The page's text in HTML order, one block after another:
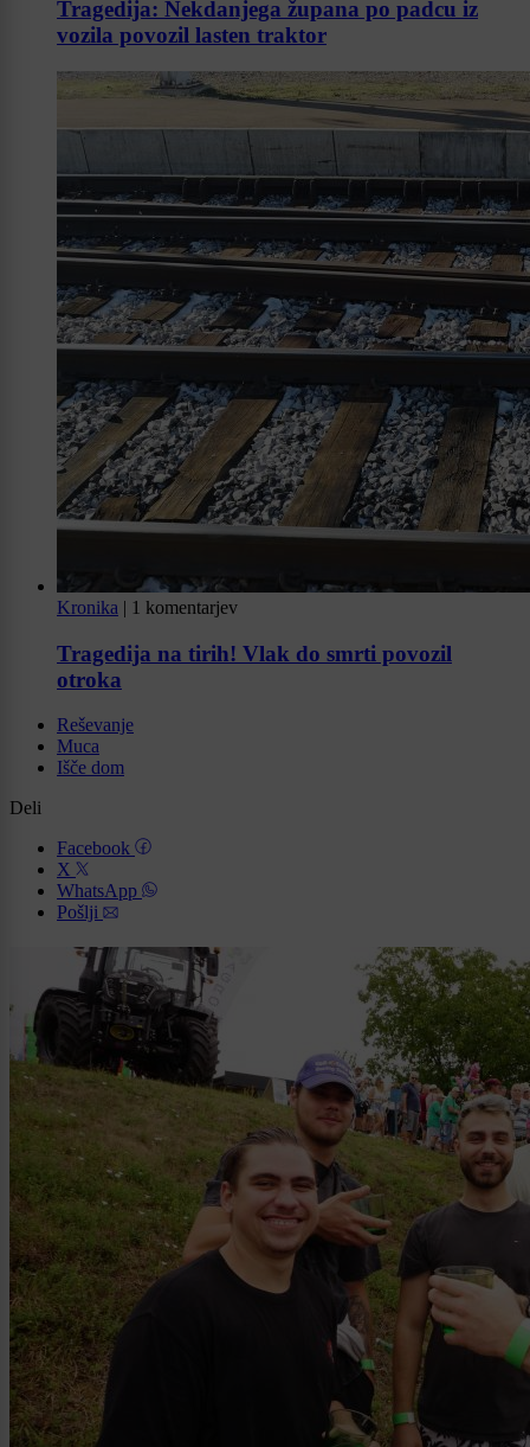
Tragedija: Nekdanjega župana po padcu iz
vozila povozil lasten traktor
Kronika | 1 komentarjev
Tragedija na tirih! Vlak do smrti povozil
otroka
Reševanje
Muca
Išče dom
Deli
Facebook
X
WhatsApp
Pošlji